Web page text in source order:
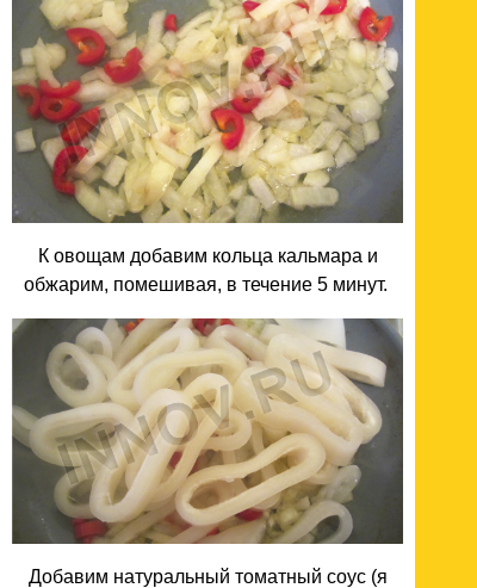
К овощам добавим кольца кальмара и
обжарим, помешивая, в течение 5 минут.
Добавим натуральный томатный соус (я